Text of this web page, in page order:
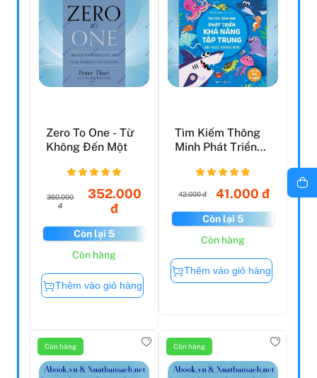
Zero To One - Từ
Không Đến Một
360.000
đ
352.000
đ
Còn lại 5
Còn hàng
Thêm vào giỏ hàng
Tìm Kiếm Thông
Minh Phát Triển
Trung ...
42.000 đ 41.000 đ
Còn lại 5
Còn hàng
Thêm vào giỏ hàng
Còn hàng Còn hàng